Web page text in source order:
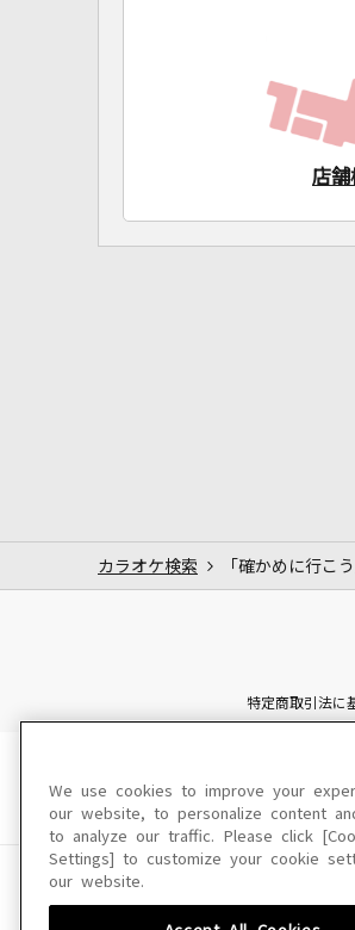
店舗
カラオケ検索 「確かめに行こ
特定商取引法に
このサイトに
We use cookies to improve your
our website, to personalize content
to analyze our traffic. Please click
Settings] to customize your cookie
our website.